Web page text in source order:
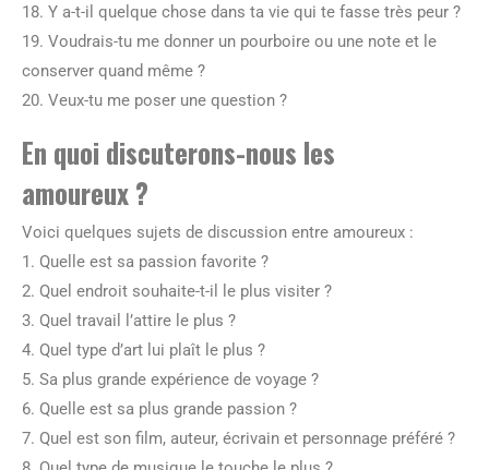
18. Y a-t-il quelque chose dans ta vie qui te fasse très peur ?
19. Voudrais-tu me donner un pourboire ou une note et le
conserver quand même ?
20. Veux-tu me poser une question ?
En quoi discuterons-nous les
amoureux ?
Voici quelques sujets de discussion entre amoureux :
1. Quelle est sa passion favorite ?
2. Quel endroit souhaite-t-il le plus visiter ?
3. Quel travail l’attire le plus ?
4. Quel type d’art lui plaît le plus ?
5. Sa plus grande expérience de voyage ?
6. Quelle est sa plus grande passion ?
7. Quel est son film, auteur, écrivain et personnage préféré ?